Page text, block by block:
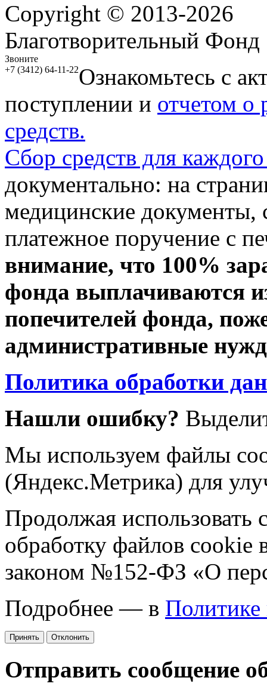
Copyright © 2013-2026
Благотворительный
Звоните
+7 (3412) 64-11-22Ознакомьтесь с
поступлении и отчетом о
средств.
Сбор средств для
документально: на
медицинские документы,
платежное поручение с
внимание, что 100%
фонда выплачиваются
попечителей фонда,
административные
Политика обработки
Нашли ошибку?
Мы используем файлы
(Яндекс.Метрика) для
Продолжая использовать
обработку файлов cookie
законом №152-ФЗ «О
Подробнее — в Политике
Принять Отклонить
Отправить сообщение